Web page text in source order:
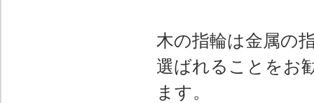
木の指輪は金属の
選ばれることをお
ます。